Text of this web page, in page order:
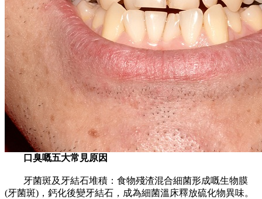
口臭嘅五大常見原因
‌牙菌斑及牙結石堆積‌：食物殘渣混合細菌形成嘅生物膜
(牙菌斑)，鈣化後變牙結石，成為細菌溫床釋放硫化物異味。